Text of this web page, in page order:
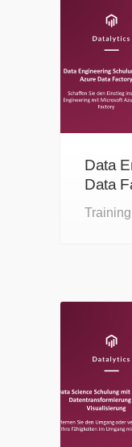
Data
Data
Training